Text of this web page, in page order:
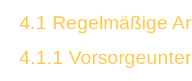
4.1 Regelmäßige
4.1.1